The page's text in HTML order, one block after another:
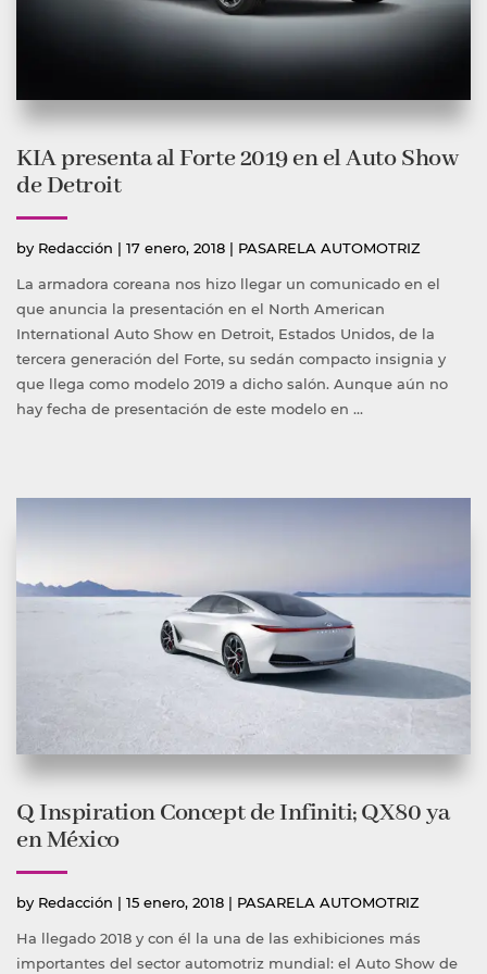
KIA presenta al Forte 2019 en el Auto Show
de Detroit
by Publicado
Redacción | 17 enero, 2018 | Publicada
PASARELA AUTOMOTRIZ
La armadora coreana nos hizo llegar un comunicado en el
que anuncia la presentación en el North American
International Auto Show en Detroit, Estados Unidos, de la
tercera generación del Forte, su sedán compacto insignia y
que llega como modelo 2019 a dicho salón. Aunque aún no
hay fecha de presentación de este modelo en …
Q Inspiration Concept de Infiniti; QX80 ya
en México
by Publicado
Redacción | 15 enero, 2018 | Publicada
PASARELA AUTOMOTRIZ
Ha llegado 2018 y con él la una de las exhibiciones más
importantes del sector automotriz mundial: el Auto Show de